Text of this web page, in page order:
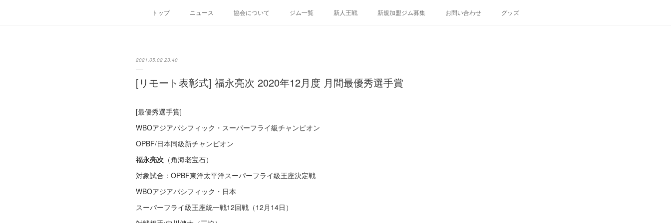
トップ ニュース 協会について ジム一覧 新人王戦 新規加盟ジム募集 お問い合わせ グッズ
2021.05.02 23:40
[リモート表彰式] 福永亮次 2020年12月度 月間最優秀選手賞
[最優秀選手賞]
WBOアジアパシフィック・スーパーフライ級チャンピオン
OPBF/日本同級新チャンピオン
福永亮次 （角海老宝石）
対象試合：OPBF東洋太平洋スーパーフライ級王座決定戦
WBOアジアパシフィック・日本
スーパーフライ級王座統一戦12回戦（12月14日）